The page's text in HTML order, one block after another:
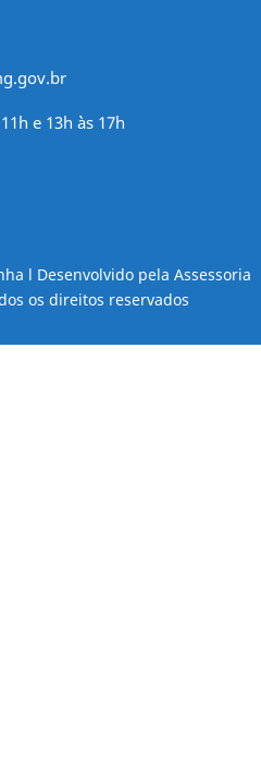
e 13h às 17h
l Desenvolvido pela Assessoria
os direitos reservados